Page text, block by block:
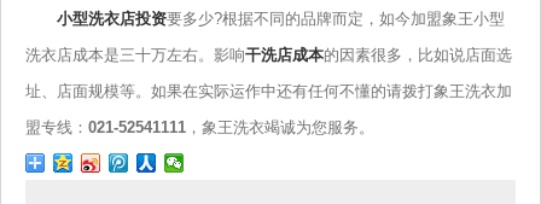
小型洗衣店投资要多少?根据不同的品牌而定，如今加盟象王小型
洗衣店成本是三十万左右。影响干洗店成本的因素很多，比如说店面选
址、店面规模等。如果在实际运作中还有任何不懂的请拨打象王洗衣加
盟专线： 021-52541111 ，象王洗衣竭诚为您服务。